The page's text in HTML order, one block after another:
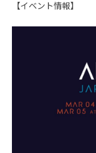
【イベント情報】